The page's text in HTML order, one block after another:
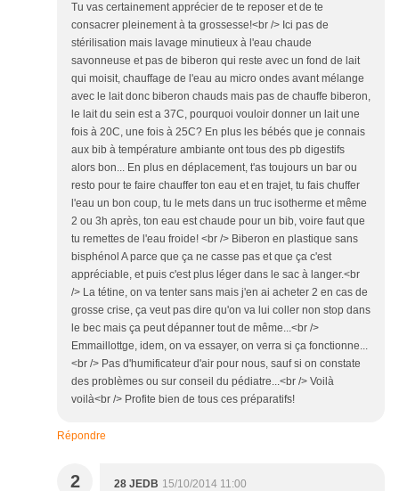
Tu vas certainement apprécier de te reposer et de te
consacrer pleinement à ta grossesse!<br /> Ici pas de
stérilisation mais lavage minutieux à l'eau chaude
savonneuse et pas de biberon qui reste avec un fond de lait
qui moisit, chauffage de l'eau au micro ondes avant mélange
avec le lait donc biberon chauds mais pas de chauffe biberon,
le lait du sein est a 37C, pourquoi vouloir donner un lait une
fois à 20C, une fois à 25C? En plus les bébés que je connais
aux bib à température ambiante ont tous des pb digestifs
alors bon... En plus en déplacement, t'as toujours un bar ou
resto pour te faire chauffer ton eau et en trajet, tu fais chuffer
l'eau un bon coup, tu le mets dans un truc isotherme et même
2 ou 3h après, ton eau est chaude pour un bib, voire faut que
tu remettes de l'eau froide! <br /> Biberon en plastique sans
bisphénol A parce que ça ne casse pas et que ça c'est
appréciable, et puis c'est plus léger dans le sac à langer.<br
/> La tétine, on va tenter sans mais j'en ai acheter 2 en cas de
grosse crise, ça veut pas dire qu'on va lui coller non stop dans
le bec mais ça peut dépanner tout de même...<br />
Emmaillottge, idem, on va essayer, on verra si ça fonctionne...
<br /> Pas d'humificateur d'air pour nous, sauf si on constate
des problèmes ou sur conseil du pédiatre...<br /> Voilà
voilà<br /> Profite bien de tous ces préparatifs!
Répondre
2 28 JEDB 15/10/2014 11:00